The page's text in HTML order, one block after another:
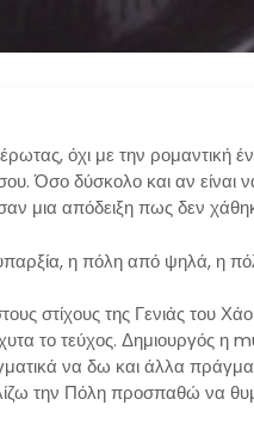
όχι με την ρομαντική
Όσο δύσκολο και αν είναι
μια απόδειξη πως δεν
η πόλη από ψηλά, η
στίχους της Γενιάς του
το τεύχος. Δημιουργός η
να δω και άλλα
την Πόλη προσπαθώ να